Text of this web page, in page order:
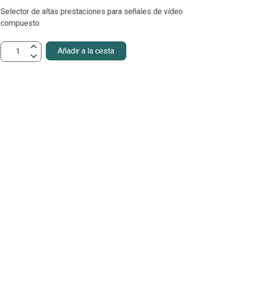
Selector de altas prestaciones para señales de vídeo
compuesto
Añadir a la cesta